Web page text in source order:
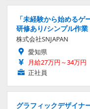
「未経験から始める
研修あり/シンプル作業
株式会社SNJAPAN
愛知県
月給27万円～34万円
正社員
グラフィックデザイナ